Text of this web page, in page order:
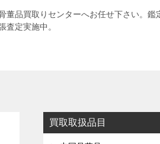
董品買取りセンターへお任せ下さい。鑑
査定実施中。
買取取扱品目